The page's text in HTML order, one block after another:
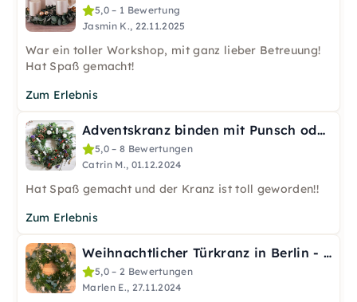
5,0 – 1 Bewertung
Jasmin K., 22.11.2025
War ein toller Workshop, mit ganz lieber Betreuung!
Hat Spaß gemacht!
Zum Erlebnis
Adventskranz binden mit Punsch oder Glühwein in Berlin
5,0 – 8 Bewertungen
Catrin M., 01.12.2024
Hat Spaß gemacht und der Kranz ist toll geworden!!
Zum Erlebnis
Weihnachtlicher Türkranz in Berlin - Tanne & Trockenblumen
5,0 – 2 Bewertungen
Marlen E., 27.11.2024